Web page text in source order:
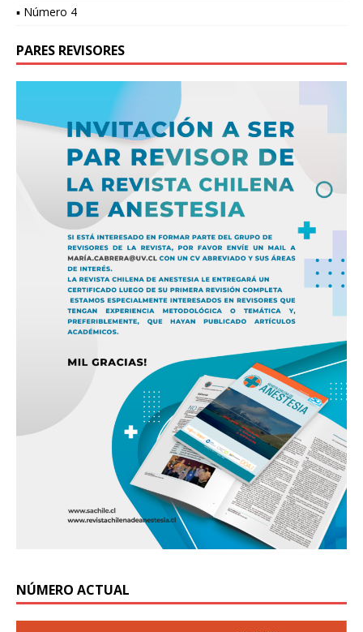
▪ Número 4
PARES REVISORES
NÚMERO ACTUAL